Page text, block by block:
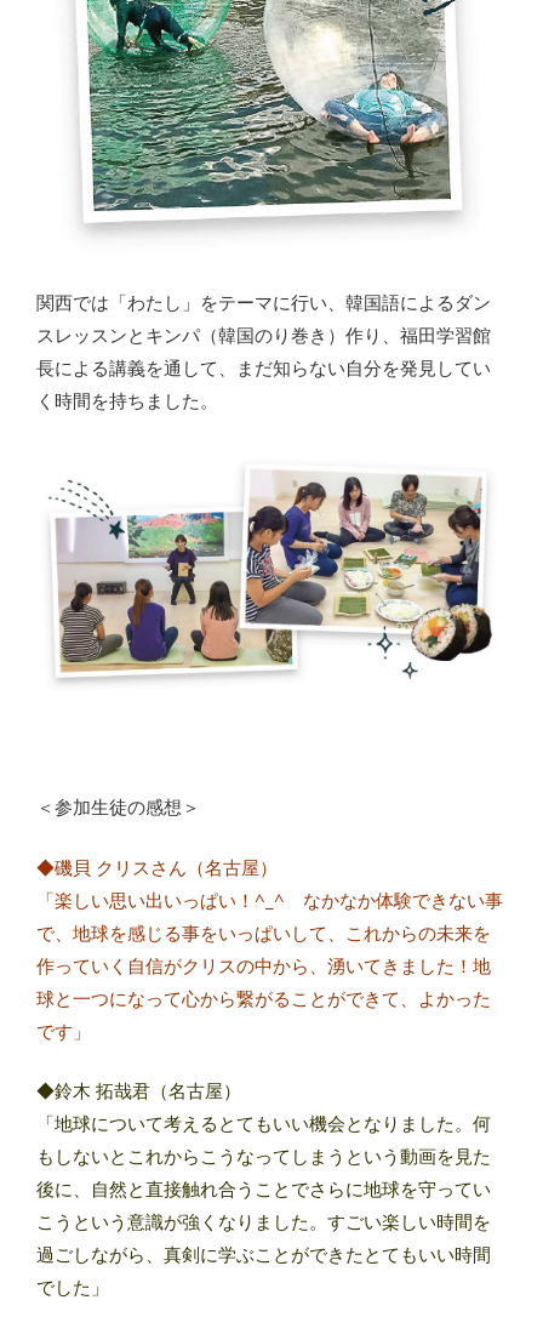
関西では「わたし」をテーマに行い、韓国語によるダン
スレッスンとキンパ（韓国のり巻き）作り、福田学習館
長による講義を通して、まだ知らない自分を発見してい
く時間を持ちました。
＜参加生徒の感想＞
◆磯貝 クリスさん（名古屋）
「楽しい思い出いっぱい！^_^ なかなか体験できない事
で、地球を感じる事をいっぱいして、これからの未来を
作っていく自信がクリスの中から、湧いてきました！地
球と一つになって心から繋がることができて、よかった
です」
◆鈴木 拓哉君（名古屋）
「地球について考えるとてもいい機会となりました。何
もしないとこれからこうなってしまうという動画を見た
後に、自然と直接触れ合うことでさらに地球を守ってい
こうという意識が強くなりました。すごい楽しい時間を
過ごしながら、真剣に学ぶことができたとてもいい時間
でした」